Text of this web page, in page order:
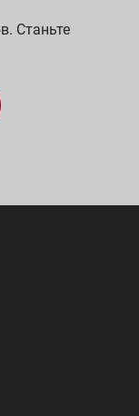
Станьте